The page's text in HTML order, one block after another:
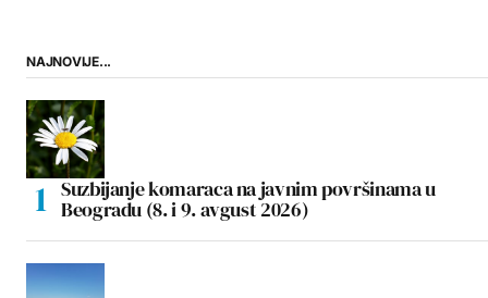
NAJNOVIJE...
Suzbijanje komaraca na javnim površinama u
Beogradu (8. i 9. avgust 2026)